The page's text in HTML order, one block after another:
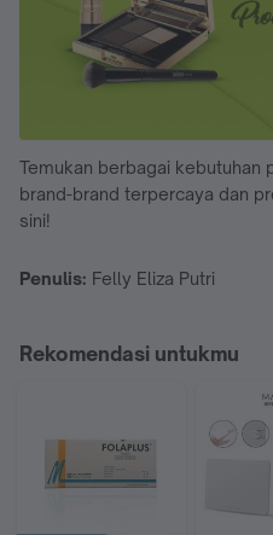
Temukan berbagai kebutuhan
brand-brand terpercaya dan
sini!
Penulis: Felly Eliza Putri
Rekomendasi untukmu